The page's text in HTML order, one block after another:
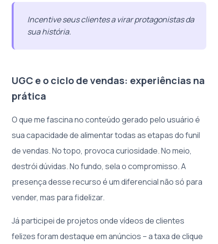
Incentive seus clientes a virar protagonistas da
sua história.
UGC e o ciclo de vendas: experiências na
prática
O que me fascina no conteúdo gerado pelo usuário é
sua capacidade de alimentar todas as etapas do funil
de vendas. No topo, provoca curiosidade. No meio,
destrói dúvidas. No fundo, sela o compromisso. A
presença desse recurso é um diferencial não só para
vender, mas para fidelizar.
Já participei de projetos onde vídeos de clientes
felizes foram destaque em anúncios – a taxa de clique